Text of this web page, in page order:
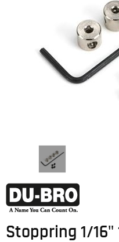
Stoppring 1/16"